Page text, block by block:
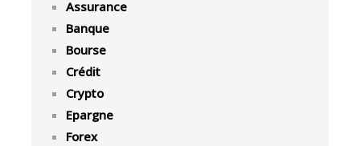
Assurance
Banque
Bourse
Crédit
Crypto
Epargne
Forex